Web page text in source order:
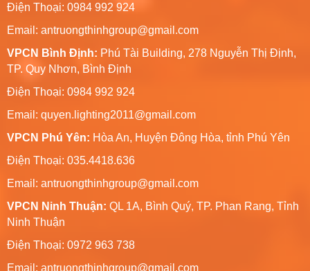
Điện Thoại: 0984 992 924
Email: antruongthinhgroup@gmail.com
VPCN Bình Định: Phú Tài Building, 278 Nguyễn Thị Định,
TP. Quy Nhơn, Bình Định
Điện Thoại: 0984 992 924
Email: quyen.lighting2011@gmail.com
VPCN Phú Yên: Hòa An, Huyện Đông Hòa, tỉnh Phú Yên
Điện Thoại: 035.4418.636
Email: antruongthinhgroup@gmail.com
VPCN Ninh Thuận: QL 1A, Bình Quý, TP. Phan Rang, Tỉnh
Ninh Thuận
Điện Thoại: 0972 963 738
Email: antruongthinhgroup@gmail.com